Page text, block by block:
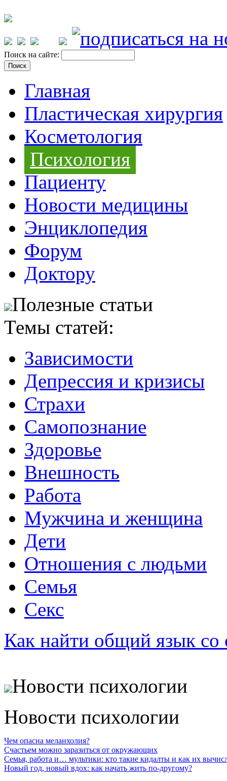
Поиск на сайте:
Главная
Пластическая хирургия
Косметология
Психология
Пациенту
Новости медицины
Энциклопедия
Форум
Доктору
Полезные статьи
Темы статей:
Зависимости
Депрессия и кризисы
Страхи
Самопознание
Здоровье
Внешность
Работа
Мужчина и женщина
Дети
Отношения с людьми
Семья
Секс
Как найти общий язык со
Новости психологии
Новости психологии
Чем опасна меланхолия?
Счастьем можно заразиться от окружающих
Семья, работа и… мультики: кто такие кидалты и как их
Новый год, новый вдох: как начать жить по-другому?